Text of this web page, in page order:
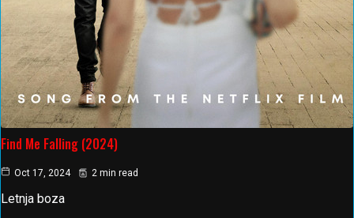
Find Me Falling (2024)
Oct 17, 2024 2 min read
Letnja boza